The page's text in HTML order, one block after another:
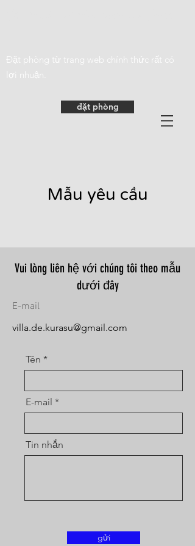
​Đặt phòng từ trang web chính thức rất có
lợi nhuận.
đặt phòng
Mẫu yêu cầu
​Vui lòng liên hệ với chúng tôi theo mẫu
dưới đây
E-mail
villa.de.kurasu@gmail.com
Tên
E-mail
Tin nhắn
gửi